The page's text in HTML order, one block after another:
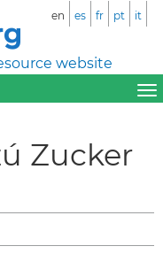
website
en es fr pt it
Zucker